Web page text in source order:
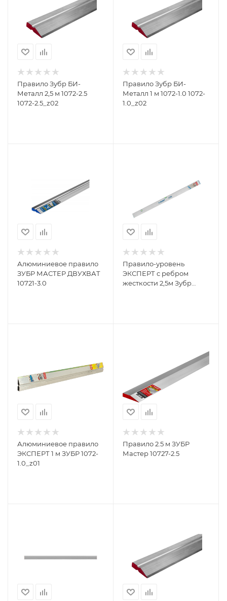
Правило Зубр БИ-
Металл 2,5 м 1072-2.5
1072-2.5_z02
Правило Зубр БИ-
Металл 1 м 1072-1.0 1072-
1.0_z02
Алюминиевое правило
ЗУБР МАСТЕР ДВУХВАТ
10721-3.0
Правило-уровень
ЭКСПЕРТ с ребром
жесткости 2,5м Зубр
Алюминиевое правило
ЭКСПЕРТ 1 м ЗУБР 1072-
1.0_z01
Правило 2.5 м ЗУБР
Мастер 10727-2.5